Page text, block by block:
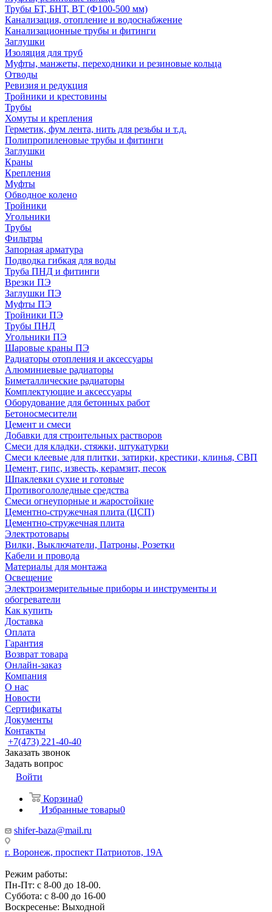
Трубы БТ, БНТ, ВТ (Ф100-500 мм)
Канализация, отопление и водоснабжение
Канализационные трубы и фитинги
Заглушки
Изоляция для труб
Муфты, манжеты, переходники и резиновые кольца
Отводы
Ревизия и редукция
Тройники и крестовины
Трубы
Хомуты и крепления
Герметик, фум лента, нить для резьбы и т.д.
Полипропиленовые трубы и фитинги
Заглушки
Краны
Крепления
Муфты
Обводное колено
Тройники
Угольники
Трубы
Фильтры
Запорная арматура
Подводка гибкая для воды
Труба ПНД и фитинги
Врезки ПЭ
Заглушки ПЭ
Муфты ПЭ
Тройники ПЭ
Трубы ПНД
Угольники ПЭ
Шаровые краны ПЭ
Радиаторы отопления и аксессуары
Алюминиевые радиаторы
Биметаллические радиаторы
Комплектующие и аксессуары
Оборудование для бетонных работ
Бетоносмесители
Цемент и смеси
Добавки для строительных растворов
Смеси для кладки, стяжки, штукатурки
Смеси клеевые для плитки, затирки, крестики, клинья, СВП
Цемент, гипс, известь, керамзит, песок
Шпаклевки сухие и готовые
Противогололедные средства
Смеси огнеупорные и жаростойкие
Цементно-стружечная плита (ЦСП)
Цементно-стружечная плита
Электротовары
Вилки, Выключатели, Патроны, Розетки
Кабели и провода
Материалы для монтажа
Освещение
Электроизмерительные приборы и инструменты и
обогреватели
Как купить
Доставка
Оплата
Гарантия
Возврат товара
Онлайн-заказ
Компания
О нас
Новости
Сертификаты
Документы
Контакты
+7(473) 221-40-40
Заказать звонок
Задать вопрос
Войти
Корзина0
Избранные товары0
shifer-baza@mail.ru
г. Воронеж, проспект Патриотов, 19А
Режим работы:
Пн-Пт: с 8-00 до 18-00.
Суббота: с 8-00 до 16-00
Воскресенье: Выходной